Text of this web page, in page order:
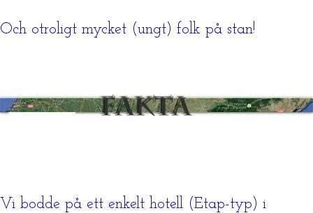
Och otroligt mycket (ungt) folk på stan!
Vi bodde på ett enkelt hotell (Etap-typ) i